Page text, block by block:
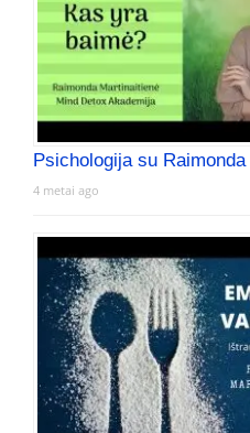
Psichologija su
4 metai ago